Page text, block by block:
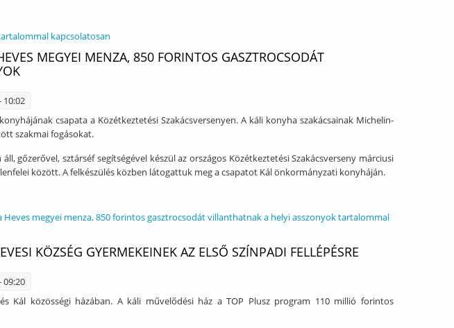
kapcsolatosan
MEGYEI MENZA, 850 FORINTOS GASZTROCSODÁT
10:02
csapata a Közétkeztetési Szakácsversenyen. A káli konyha szakácsainak Michelin-
szakmai fogásokat.
gőzerővel, sztárséf segítségével készül az országos Közétkeztetési Szakácsverseny márciusi
között. A felkészülés közben látogattuk meg a csapatot Kál önkormányzati konyháján.
Heves megyei menza, 850 forintos gasztrocsodát villanthatnak a helyi asszonyok tartalommal
KÖZSÉG GYERMEKEINEK AZ ELSŐ SZÍNPADI FELLÉPÉSRE
09:20
Kál közösségi házában. A káli művelődési ház a TOP Plusz program 110 millió forintos